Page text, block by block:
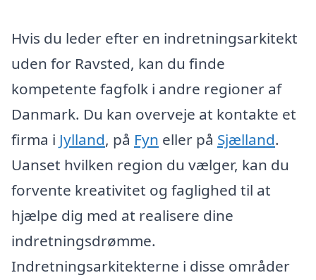
Hvis du leder efter en indretningsarkitekt
uden for Ravsted, kan du finde
kompetente fagfolk i andre regioner af
Danmark. Du kan overveje at kontakte et
firma i Jylland, på Fyn eller på Sjælland.
Uanset hvilken region du vælger, kan du
forvente kreativitet og faglighed til at
hjælpe dig med at realisere dine
indretningsdrømme.
Indretningsarkitekterne i disse områder